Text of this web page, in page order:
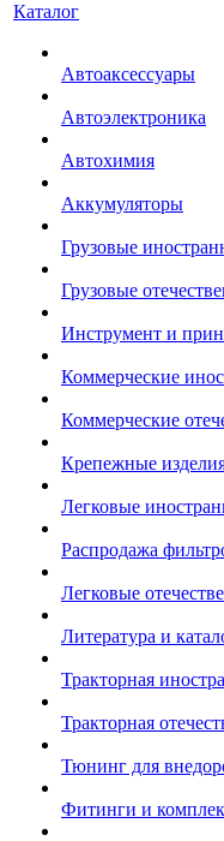
Каталог
Автоаксессуары
Автоэлектроника
Автохимия
Аккумуляторы
Грузовые
Грузовые
Инструмент и
Коммерческие
Коммерческие
Крепежные
Легковые
Распродажа
Легковые
Литература и
Тракторная
Тракторная
Тюнинг для
Фитинги и